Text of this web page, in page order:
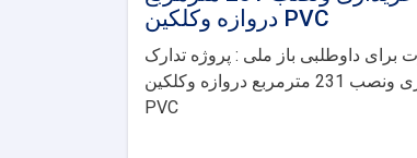
دروازه وکلکین PVC
برای داوطلبی باز ملی : پروژه تدارک
خریداری ونصب 231 مترمربع دروازه وکلکین
PVC